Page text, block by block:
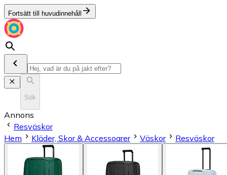
Fortsätt till huvudinnehåll
Sök
Annons
Resväskor
Hem
Kläder, Skor & Accessoarer Väskor Resväskor